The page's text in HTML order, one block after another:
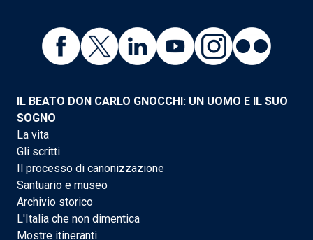
IL BEATO DON CARLO GNOCCHI: UN UOMO E IL SUO
SOGNO
La vita
Gli scritti
Il processo di canonizzazione
Santuario e museo
Archivio storico
L'Italia che non dimentica
Mostre itineranti